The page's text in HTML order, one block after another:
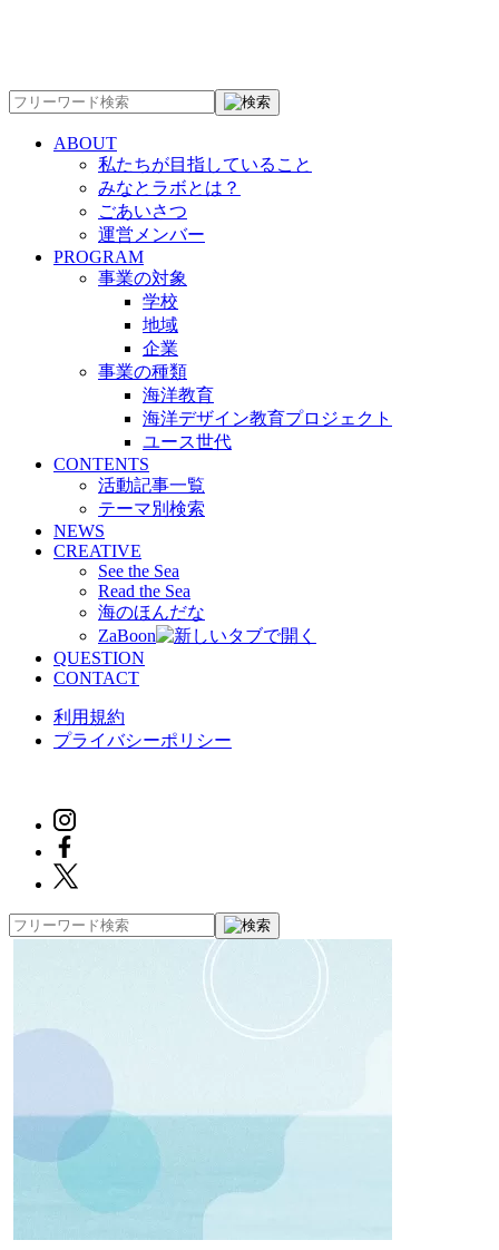
ABOUT
私たちが目指していること
みなとラボとは？
ごあいさつ
運営メンバー
PROGRAM
事業の対象
学校
地域
企業
事業の種類
海洋教育
海洋デザイン教育プロジェクト
ユース世代
CONTENTS
活動記事一覧
テーマ別検索
NEWS
CREATIVE
See the Sea
Read the Sea
海のほんだな
ZaBoon
QUESTION
CONTACT
利用規約
プライバシーポリシー